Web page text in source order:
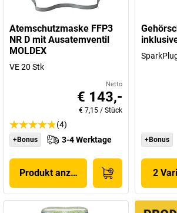
Atemschutzmaske FFP3
NR D mit Ausatemventil
MOLDEX
VE 20 Stk
Netto
€ 143,-
€ 7,15 / Stück
(4)
+Bonus 3-4 Werktage
Produkt anzeigen
+Bonus
2